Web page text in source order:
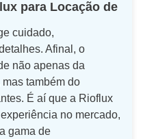
para Locação de
cuidado,
Afinal, o
não apenas da
também do
É aí que a Rioflux
no mercado,
gama de